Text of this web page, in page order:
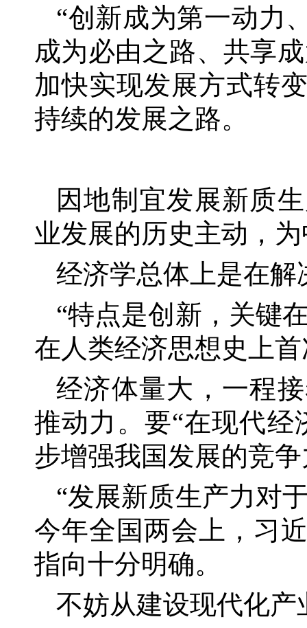
“创新成为第一动力
成为必由之路、共享
加快实现发展方式转
持续的发展之路。
因地制宜发展新质
业发展的历史主动，
经济学总体上是在
“特点是创新，关键
在人类经济思想史上
经济体量大，一程
推动力。要“在现代经
步增强我国发展的竞
“发展新质生产力对
今年全国两会上，习
指向十分明确。
不妨从建设现代化产